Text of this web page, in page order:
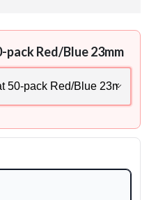
Red/Blue 23mm